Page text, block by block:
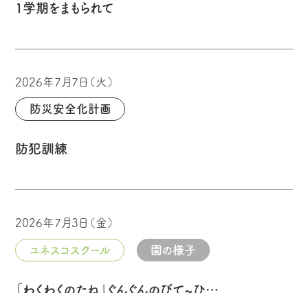
1学期をまもられて
2026年7月7日（火）
防災安全化計画
防犯訓練
2026年7月3日（金）
ユネスコスクール 園の様子
「わくわくのたね」ぐんぐんのびて∼ひ…